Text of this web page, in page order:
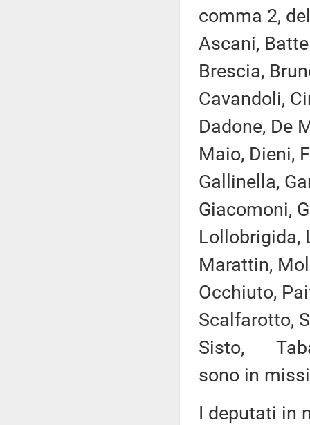
comma 2,
Ascani,
Brescia,
Cavandoli,
Dadone, De
Maio, Dieni,
Gallinella,
Giacomoni,
Lollobrigida,
Marattin,
Occhiuto,
Scalfarotto,
Sisto,
sono in
I deputati in